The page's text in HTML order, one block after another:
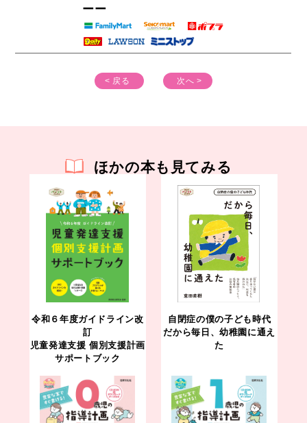
ーー
< 戻る 次へ >
ほかの本も見てみる
令和６年度ガイドライン改
訂
児童発達支援 個別支援計画
サポートブック
自閉症の僕の子ども時代
だから毎日、幼稚園に通え
た